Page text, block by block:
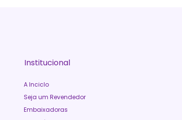
Institucional
A Inciclo
Seja um Revendedor
Embaixadoras